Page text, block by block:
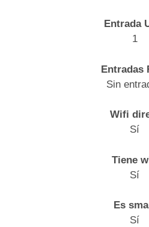
Entrada
1
Entradas
Sin
Wifi
Sí
Tiene
Sí
Es
Sí